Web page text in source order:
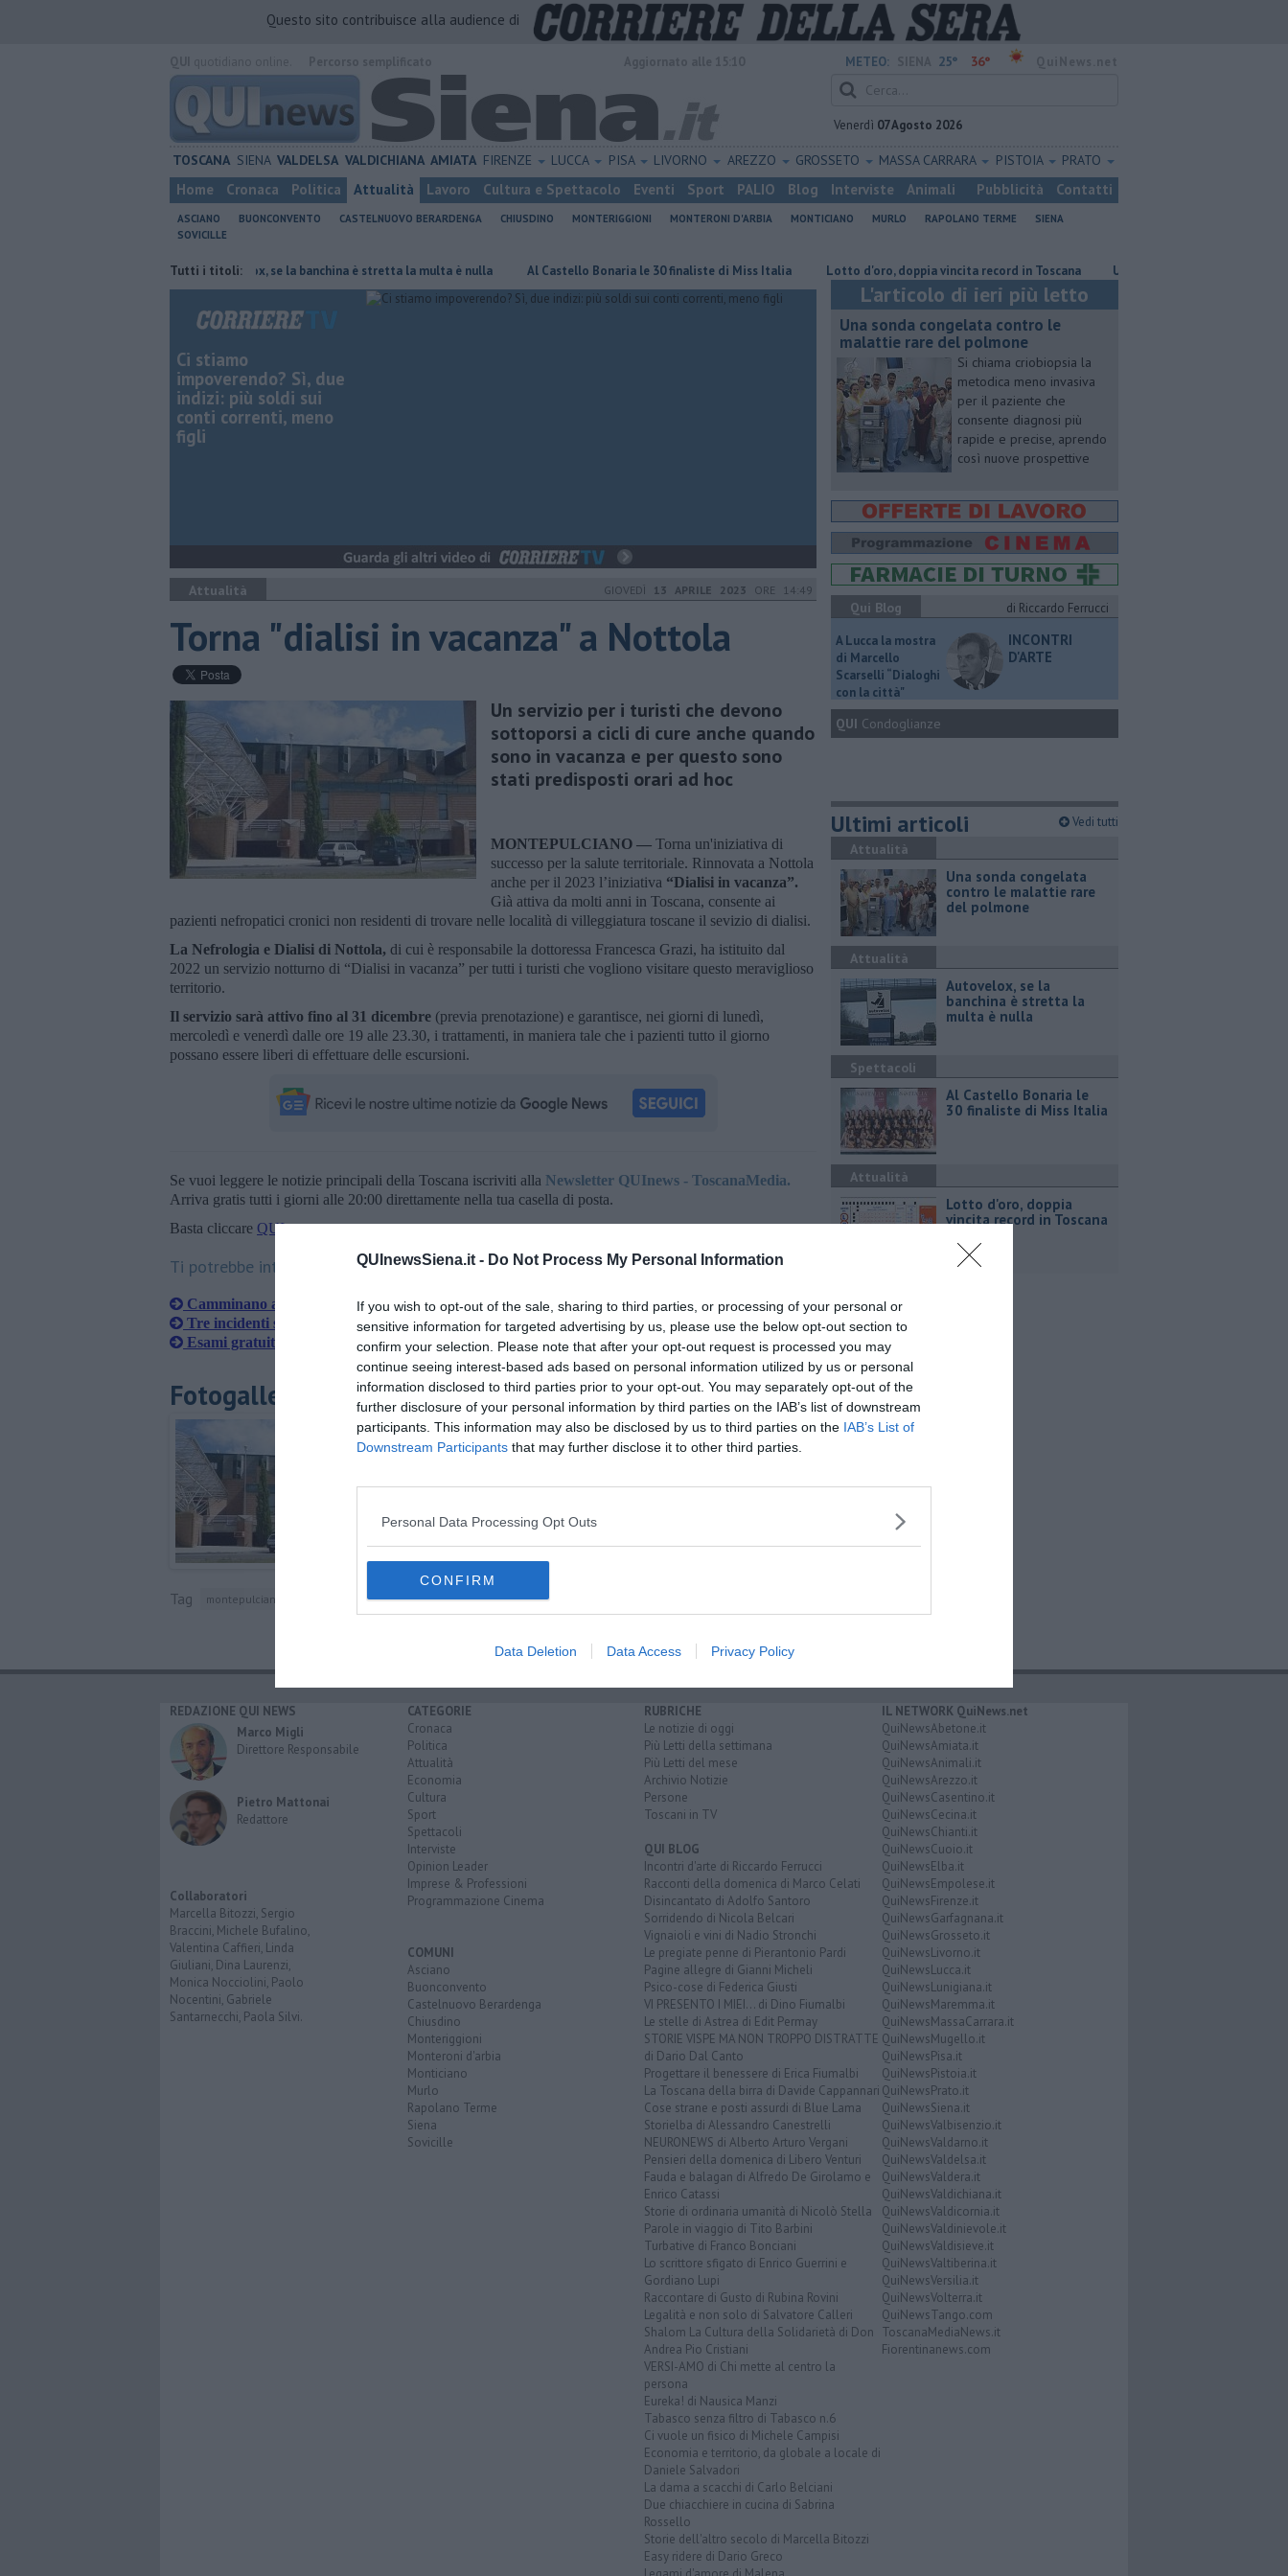
QUInewsSiena.it - Do Not Process My Personal Information
If you wish to opt-out of the sale, sharing to third parties, or processing of your personal or
sensitive information for targeted advertising by us, please use the below opt-out section to
confirm your selection. Please note that after your opt-out request is processed you may
continue seeing interest-based ads based on personal information utilized by us or personal
information disclosed to third parties prior to your opt-out. You may separately opt-out of the
further disclosure of your personal information by third parties on the IAB’s list of downstream
participants. This information may also be disclosed by us to third parties on the IAB’s List of
Downstream Participants that may further disclose it to other third parties.
Personal Data Processing Opt Outs
CONFIRM
Data Deletion Data Access Privacy Policy
Questo sito contribuisce alla audience di
METEO: 25° 36°
Venerdì 07 Agosto 2026
TOSCANA SIENA VALDELSA VALDICHIANA AMIATA FIRENZE LUCCA PISA LIVORNO AREZZO GROSSETO MASSA CARRARA PISTOIA PRATO
Home Cronaca Politica Attualità Lavoro Cultura e Spettacolo Eventi Sport PALIO Blog Interviste Animali Pubblicità Contatti
ASCIANO BUONCONVENTO CASTELNUOVO BERARDENGA CHIUSDINO MONTERIGGIONI MONTERONI D'ARBIA MONTICIANO MURLO RAPOLANO TERME
SIENA
SOVICILLE
Tutti i titoli:
Autovelox, se la banchina è stretta la multa è nulla Al Castello Bonaria le 30 finaliste di Miss Italia Lotto d'oro, doppia vincita record in Toscana Una sonda congelata contro le
Ci stiamo
impoverendo? Sì, due
indizi: più soldi sui
conti correnti, meno
figli
Attualità GIOVEDÌ 13 APRILE 2023 ORE 14:49
Torna "dialisi in vacanza" a Nottola
Un servizio per i turisti che devono
sottoporsi a cicli di cure anche quando
sono in vacanza e per questo sono
stati predisposti orari ad hoc
MONTEPULCIANO — Torna un'iniziativa di
successo per la salute territoriale. Rinnovata a Nottola
anche per il 2023 l’iniziativa “Dialisi in vacanza”.
Già attiva da molti anni in Toscana, consente ai
pazienti nefropatici cronici non residenti di trovare nelle località di villeggiatura toscane il sevizio di dialisi.
La Nefrologia e Dialisi di Nottola, di cui è responsabile la dottoressa Francesca Grazi, ha istituito dal
2022 un servizio notturno di “Dialisi in vacanza” per tutti i turisti che vogliono visitare questo meraviglioso
territorio.
Il servizio sarà attivo fino al 31 dicembre (previa prenotazione) e garantisce, nei giorni di lunedì,
mercoledì e venerdì dalle ore 19 alle 23.30, i trattamenti, in maniera tale che i pazienti tutto il giorno
possano essere liberi di effettuare delle escursioni.
Se vuoi leggere le notizie principali della Toscana iscriviti alla Newsletter QUInews - ToscanaMedia.
Arriva gratis tutti i giorni alle 20:00 direttamente nella tua casella di posta.
Basta cliccare QUI
Ti potrebbe interessare anche:
Camminano a bordo strada, investiti
Tre incidenti sull'A1, code e feriti, uno è gravissimo
Esami gratuiti per le donne nei nosocomi senesi
Fotogallery
Tag montepulciano
L'articolo di ieri più letto
Una sonda congelata contro le
malattie rare del polmone
Si chiama criobiopsia la
metodica meno invasiva
per il paziente che
consente diagnosi più
rapide e precise, aprendo
così nuove prospettive
Qui Blog
di Riccardo Ferrucci
A Lucca la mostra
di Marcello
Scarselli “Dialoghi
con la città"
INCONTRI
D'ARTE
QUI Condoglianze
Ultimi articoli Vedi tutti
Attualità
Una sonda congelata
contro le malattie rare
del polmone
Attualità
Autovelox, se la
banchina è stretta la
multa è nulla
Spettacoli
Al Castello Bonaria le
30 finaliste di Miss Italia
Attualità
Lotto d'oro, doppia
vincita record in Toscana
REDAZIONE QUI NEWS
Marco Migli
Direttore Responsabile
Pietro Mattonai
Redattore
Collaboratori
Marcella Bitozzi, Sergio
Braccini, Michele Bufalino,
Valentina Caffieri, Linda
Giuliani, Dina Laurenzi,
Monica Nocciolini, Paolo
Nocentini, Gabriele
Santarnecchi, Paola Silvi.
CATEGORIE
Cronaca
Politica
Attualità
Economia
Cultura
Sport
Spettacoli
Interviste
Opinion Leader
Imprese & Professioni
Programmazione Cinema
COMUNI
Asciano
Buonconvento
Castelnuovo Berardenga
Chiusdino
Monteriggioni
Monteroni d'arbia
Monticiano
Murlo
Rapolano Terme
Siena
Sovicille
RUBRICHE
Le notizie di oggi
Più Letti della settimana
Più Letti del mese
Archivio Notizie
Persone
Toscani in TV
QUI BLOG
Incontri d'arte di Riccardo Ferrucci
Racconti della domenica di Marco Celati
Disincantato di Adolfo Santoro
Sorridendo di Nicola Belcari
Vignaioli e vini di Nadio Stronchi
Le pregiate penne di Pierantonio Pardi
Pagine allegre di Gianni Micheli
Psico-cose di Federica Giusti
VI PRESENTO I MIEI... di Dino Fiumalbi
Le stelle di Astrea di Edit Permay
STORIE VISPE MA NON TROPPO DISTRATTE
di Dario Dal Canto
Progettare il benessere di Erica Fiumalbi
La Toscana della birra di Davide Cappannari
Cose strane e posti assurdi di Blue Lama
Storielba di Alessandro Canestrelli
NEURONEWS di Alberto Arturo Vergani
Pensieri della domenica di Libero Venturi
Fauda e balagan di Alfredo De Girolamo e
Enrico Catassi
Storie di ordinaria umanità di Nicolò Stella
Parole in viaggio di Tito Barbini
Turbative di Franco Bonciani
Lo scrittore sfigato di Enrico Guerrini e
Gordiano Lupi
Raccontare di Gusto di Rubina Rovini
Legalità e non solo di Salvatore Calleri
Shalom La Cultura della Solidarietà di Don
Andrea Pio Cristiani
VERSI-AMO di Chi mette al centro la
persona
Eureka! di Nausica Manzi
Tabasco senza filtro di Tabasco n.6
Ci vuole un fisico di Michele Campisi
Economia e territorio, da globale a locale di
Daniele Salvadori
La dama a scacchi di Carlo Belciani
Due chiacchiere in cucina di Sabrina
Rossello
Storie dell'altro secolo di Marcella Bitozzi
Easy ridere di Dario Greco
IL NETWORK QuiNews.net
QuiNewsAbetone.it
QuiNewsAmiata.it
QuiNewsAnimali.it
QuiNewsArezzo.it
QuiNewsCasentino.it
QuiNewsCecina.it
QuiNewsChianti.it
QuiNewsCuoio.it
QuiNewsElba.it
QuiNewsEmpolese.it
QuiNewsFirenze.it
QuiNewsGarfagnana.it
QuiNewsGrosseto.it
QuiNewsLivorno.it
QuiNewsLucca.it
QuiNewsLunigiana.it
QuiNewsMaremma.it
QuiNewsMassaCarrara.it
QuiNewsMugello.it
QuiNewsPisa.it
QuiNewsPistoia.it
QuiNewsPrato.it
QuiNewsSiena.it
QuiNewsValbisenzio.it
QuiNewsValdarno.it
QuiNewsValdelsa.it
QuiNewsValdera.it
QuiNewsValdichiana.it
QuiNewsValdicornia.it
QuiNewsValdinievole.it
QuiNewsValdisieve.it
QuiNewsValtiberina.it
QuiNewsVersilia.it
QuiNewsVolterra.it
QuiNewsTango.com
ToscanaMediaNews.it
Fiorentinanews.com